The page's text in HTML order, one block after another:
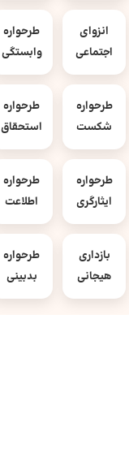
انزوای
اجتماعی
طرحواره
وابستگی
طرحواره
شکست
طرحواره
استحقاق
طرحواره
ایثارگری
طرحواره
اطلاعت
بازداری
هیجانی
طرحواره
بدبینی